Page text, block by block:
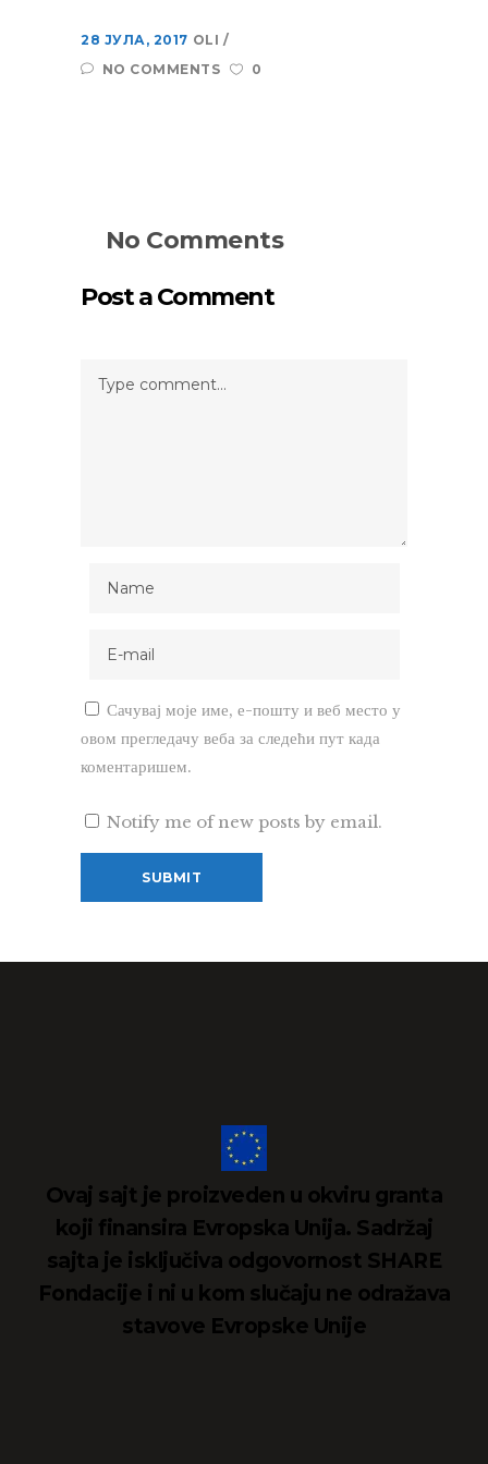
28 ЈУЛА, 2017 OLI
NO COMMENTS
0
No Comments
Post a Comment
Сачувај моје име, е-пошту и веб место у
овом прегледачу веба за следећи пут када
коментаришем.
Notify me of new posts by email.
Ovaj sajt je proizveden u okviru granta
koji finansira Evropska Unija. Sadržaj
sajta je isključiva odgovornost SHARE
Fondacije i ni u kom slučaju ne odražava
stavove Evropske Unije